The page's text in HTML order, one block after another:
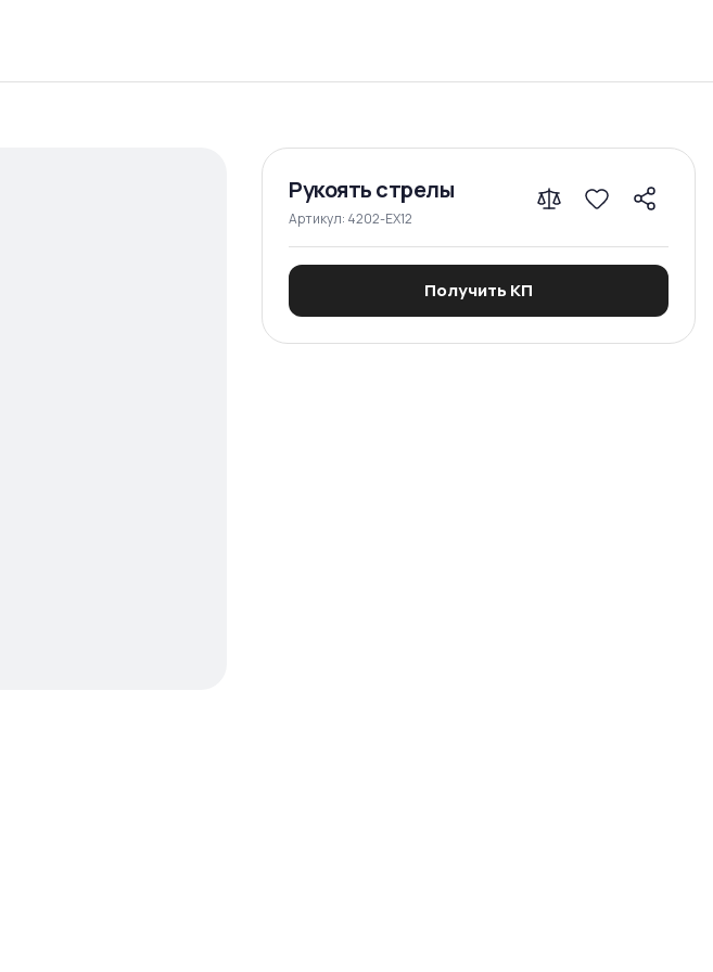
Сравнение
Рукоять стрелы
Артикул: 4202-EX12
Получить КП